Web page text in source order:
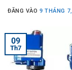
ĐĂNG VÀO9 THÁNG
09
Th7